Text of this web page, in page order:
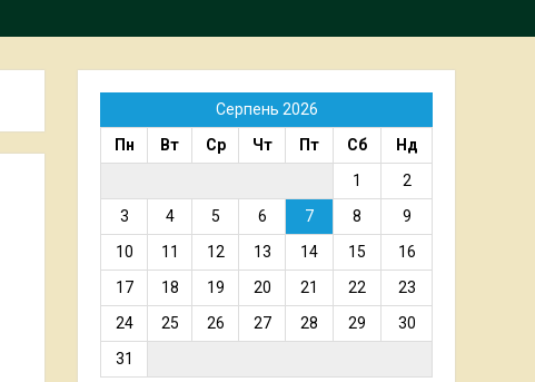
Серпень 2026
Пн
Вт Ср Чт Пт Сб
Нд
1
2
3
4 5 6 7 8
9
10
11 12 13 14 15
16
17
18 19 20 21 22
23
24
25 26 27 28 29
30
31